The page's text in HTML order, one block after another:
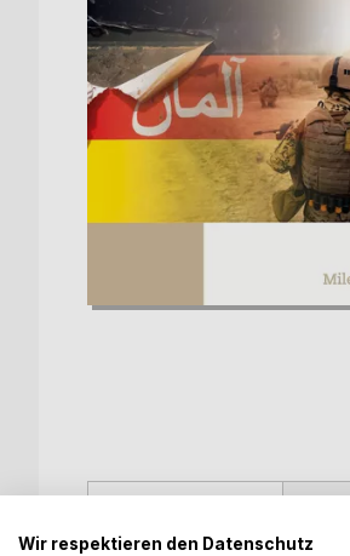
Wir respektieren den Datenschutz